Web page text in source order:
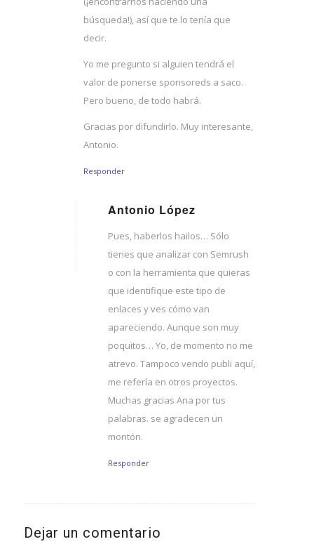
búsqueda!), así que te lo tenía que
decir.
Yo me pregunto si alguien tendrá el
valor de ponerse sponsoreds a saco.
Pero bueno, de todo habrá.
Gracias por difundirlo. Muy interesante,
Antonio.
Responder
Antonio López
Pues, haberlos hailos… Sólo
tienes que analizar con Semrush
o con la herramienta que quieras
que identifique este tipo de
enlaces y ves cómo van
apareciendo. Aunque son muy
poquitos… Yo, de momento no me
atrevo. Tampoco vendo publi aquí,
me refería en otros proyectos.
Muchas gracias Ana por tus
palabras. se agradecen un
montón.
Responder
Dejar un comentario